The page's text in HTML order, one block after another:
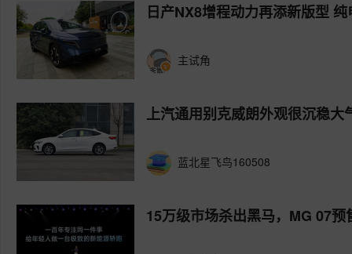
日产NX8增程动力再添新版型
主试角
上汽通用别克威朗外观很沉稳大
蓝北星飞鸟160508
15万级市场杀出黑马，MG 07预